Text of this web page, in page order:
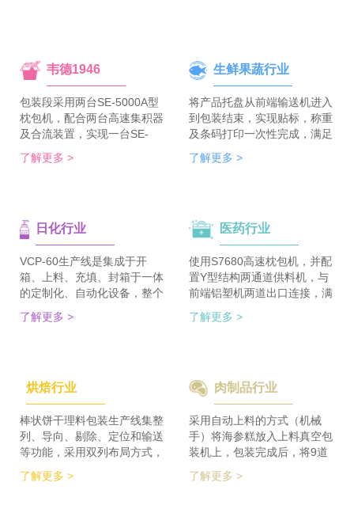
韦德1946
包装段采用两台SE-5000A型
枕包机，配合两台高速集积器
及合流装置，实现一台SE-
5700A-BX枕包机完成整线的
集合包包装，分道装置完成生
器、一侧配集合包集积器，实
现在一台机器上完成两种形式
的自动装箱。 占地空间减
半，一条生产线实现两种形式
的包装及装箱，人员数量减半
大降低。
了解更多 >
生鲜果蔬行业
将产品托盘从前端输送机进入
到包装结束，实现贴标，称重
及条码打印一次性完成，满足
客户包装效率120个/min的包
装需求。 多种物品包装的兼
了解更多 >
日化行业
VCP-60生产线是集成于开
箱、上料、充填、封箱于一体
的定制化、自动化设备，整个
生产线采用独立伺服匹配节拍
协调运行，实现灵活更稳定。
检及码垛设备实现整线自动化
运行。 节省了80%人员数
量，降低了劳动者的劳动强
度，提高了工作效率
了解更多 >
医药行业
使用S7680高速枕包机，并配
置Y型结构两通道供料机，与
前端铝塑机两道出口连接，满
足了枕包机的稳定供料，又缩
短了设备总长。枕包机单道输
积的要求，同时节省了一半的
占地空间，一条生产线实现了
整个生产的稳定供料，减少设
备的投入，大大降低了采购成
本。
了解更多 >
烘焙行业
棒状饼干理料包装生产线集整
列、导向、剔除、定位和输送
等功能，采用双列布局方式，
在有限的场地内，提高了产品
包装的生产力，同时达到废料
了解更多 >
肉制品行业
采用自动上料的方式（机械
手）将海参糕放入上料真空包
装机上，包装完成后，将9道
带机，将1道产品分为2道，分
了解更多 >